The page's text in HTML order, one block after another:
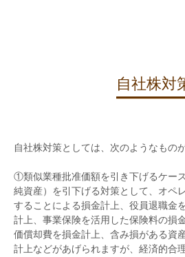
自社株対
自社株対策としては、次のようなもの
①類似業種批准価額を引き下げるケー
純資産）を引下げる対策として、オペ
することによる損金計上、役員退職金
計上、事業保険を活用した保険料の損
価償却費を損金計上、含み損がある資
計上などがあげられますが、経済的合